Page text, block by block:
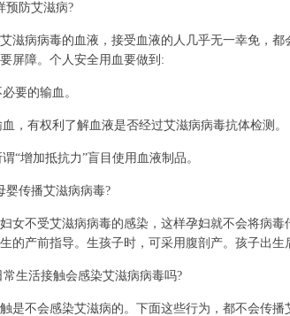
防艾滋病?
病病毒的血液，接受血液的人几乎无一幸免，都
屏障。个人安全用血要做到:
要的输血。
有权利了解血液是否经过艾滋病病毒抗体检测。
增加抵抗力”盲目使用血液制品。
传播艾滋病病毒?
不受艾滋病病毒的感染，这样孕妇就不会将病毒
的产前指导。生孩子时，可采用腹剖产。孩子出生
生活接触会感染艾滋病病毒吗?
不会感染艾滋病的。下面这些行为，都不会传播